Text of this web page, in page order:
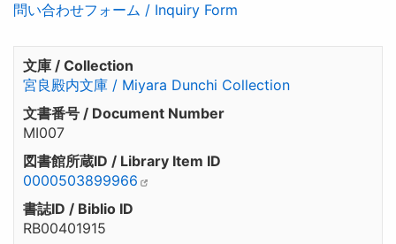
問い合わせフォーム / Inquiry Form
文庫 / Collection
宮良殿内文庫 / Miyara Dunchi Collection
文書番号 / Document Number
MI007
図書館所蔵ID / Library Item ID
0000503899966
書誌ID / Biblio ID
RB00401915